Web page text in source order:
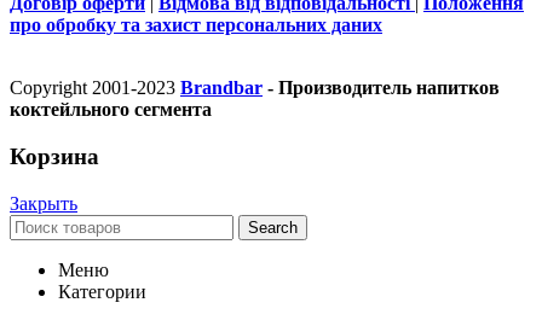
про обробку та захист персональних даних
Copyright 2001-2023 Brandbar - Производитель напитков
коктейльного сегмента
Корзина
Закрыть
Search
Меню
Категории